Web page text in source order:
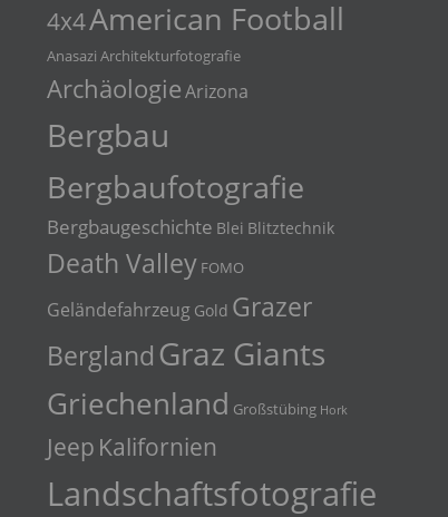
4x4American Football
Anasazi Architekturfotografie
ArchäologieArizona
Bergbau
Bergbaufotografie
Bergbaugeschichte Blei Blitztechnik
Death Valley FOMO
Geländefahrzeug Gold Grazer
Bergland Graz Giants
Griechenland Großstübing Hork
Jeep Kalifornien
Landschaftsfotografie